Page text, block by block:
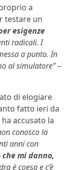
a
testare un
esigenze
radicali. I
a punto. In
al simulatore”–
di elogiare
fatto ieri da
accusato la
conosco la
anni con
mi danno,
è coesa e c’è